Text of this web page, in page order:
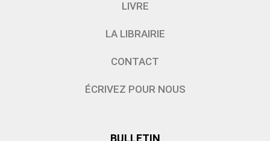
LIVRE
LA LIBRAIRIE
CONTACT
ÉCRIVEZ POUR NOUS
BULLETIN